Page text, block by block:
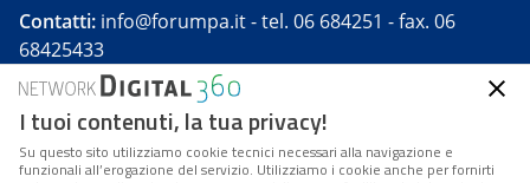
Contatti: info@forumpa.it- tel. 06 684251 - fax. 06
68425433
Forumpa.itè una pubblicazione telematica iscritta
presso Registro della stampa del Tribunale di Roma -
Reg. n. 182 del 2 maggio 2008 - Direttore resp. Michela
I tuoi contenuti, la tua privacy!
Su questo sito utilizziamo cookie tecnici necessari alla navigazione e
funzionali all’erogazione del servizio. Utilizziamo i cookie anche per fornirti